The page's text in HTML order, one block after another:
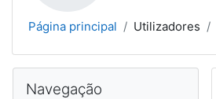
Página principal Utilizadores
Navegação